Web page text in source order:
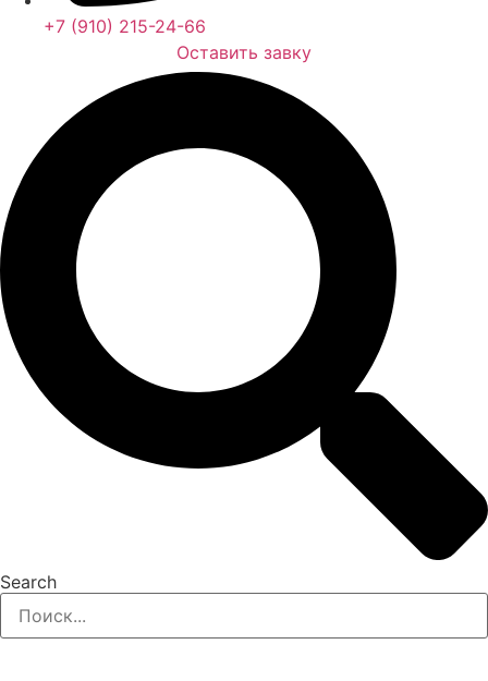
+7 (910) 215-24-66
Оставить завку
Search